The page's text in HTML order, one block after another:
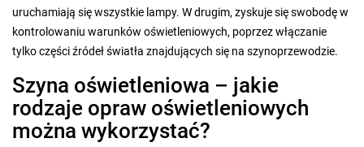
uruchamiają się wszystkie lampy. W drugim, zyskuje się swobodę w
kontrolowaniu warunków oświetleniowych, poprzez włączanie
tylko części źródeł światła znajdujących się na szynoprzewodzie.
Szyna oświetleniowa – jakie
rodzaje opraw oświetleniowych
można wykorzystać?